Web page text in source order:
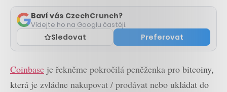
Baví vás CzechCrunch?
Vídejte ho na Googlu častěji.
Sledovat Preferovat
Coinbase je řekněme pokročilá peněženka pro bitcoiny,
která je zvládne nakupovat / prodávat nebo ukládat do